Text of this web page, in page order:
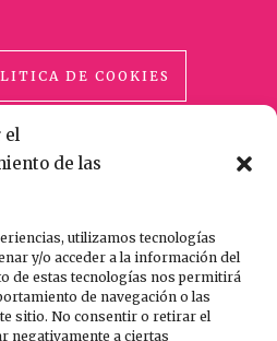
el
de las
utilizamos tecnologías
y/o acceder a la información del
de estas tecnologías nos permitirá
de navegación o las
sitio. No consentir o retirar el
negativamente a ciertas
DE COOKIES
AMOR Y CUIDADO